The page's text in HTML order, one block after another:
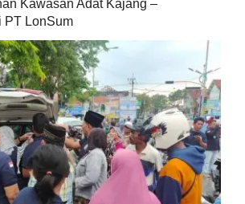
Kawasan Adat Kajang –
PT LonSum